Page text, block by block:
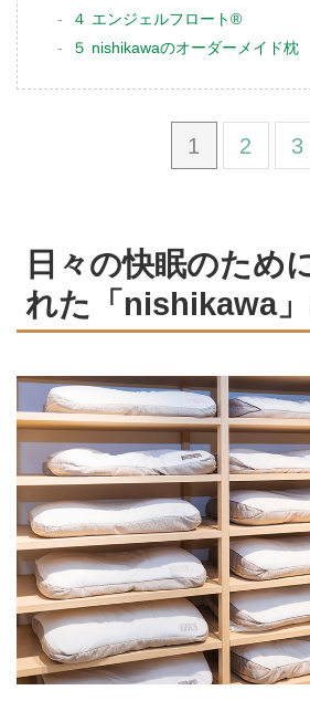
４ エンジェルフロート®
５ nishikawaのオーダーメイド枕
1 2 3
日々の快眠のため
れた「nishikawa